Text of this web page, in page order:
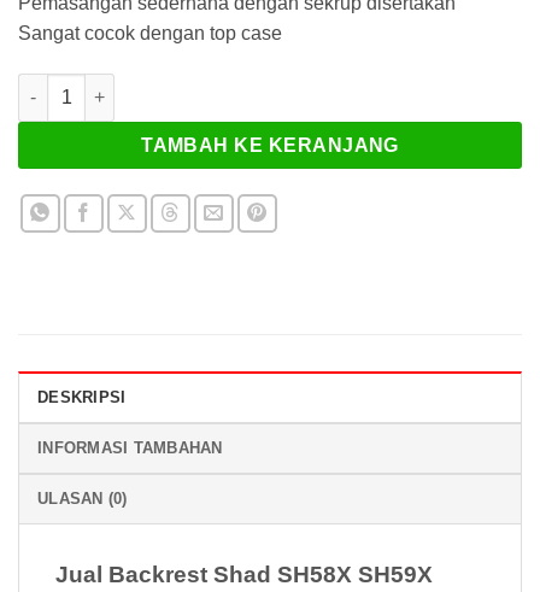
Sangat cocok dengan top case
Kuantitas Backrest Shad Case SH58X SH59X
TAMBAH KE KERANJANG
DESKRIPSI
INFORMASI TAMBAHAN
ULASAN (0)
Jual Backrest Shad SH58X SH59X